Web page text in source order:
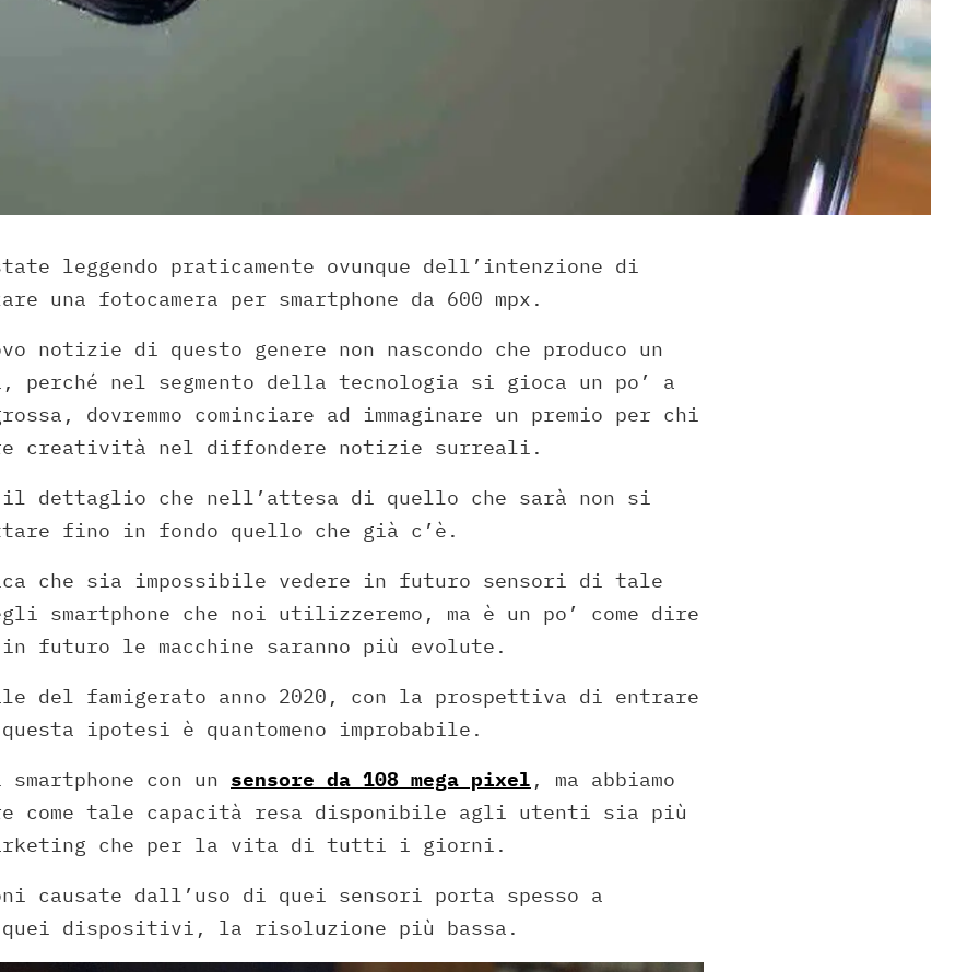
leggendo praticamente ovunque dell’intenzione di
una fotocamera per smartphone da 600 mpx.
notizie di questo genere non nascondo che produco un
perché nel segmento della tecnologia si gioca un po’ a
dovremmo cominciare ad immaginare un premio per chi
creatività nel diffondere notizie surreali.
il dettaglio che nell’attesa di quello che sarà non si
fino in fondo quello che già c’è.
che sia impossibile vedere in futuro sensori di tale
smartphone che noi utilizzeremo, ma è un po’ come dire
in futuro le macchine saranno più evolute.
del famigerato anno 2020, con la prospettiva di entrare
ipotesi è quantomeno improbabile.
con un sensore da 108 mega pixel , ma abbiamo
come tale capacità resa disponibile agli utenti sia più
che per la vita di tutti i giorni.
causate dall’uso di quei sensori porta spesso a
dispositivi, la risoluzione più bassa.